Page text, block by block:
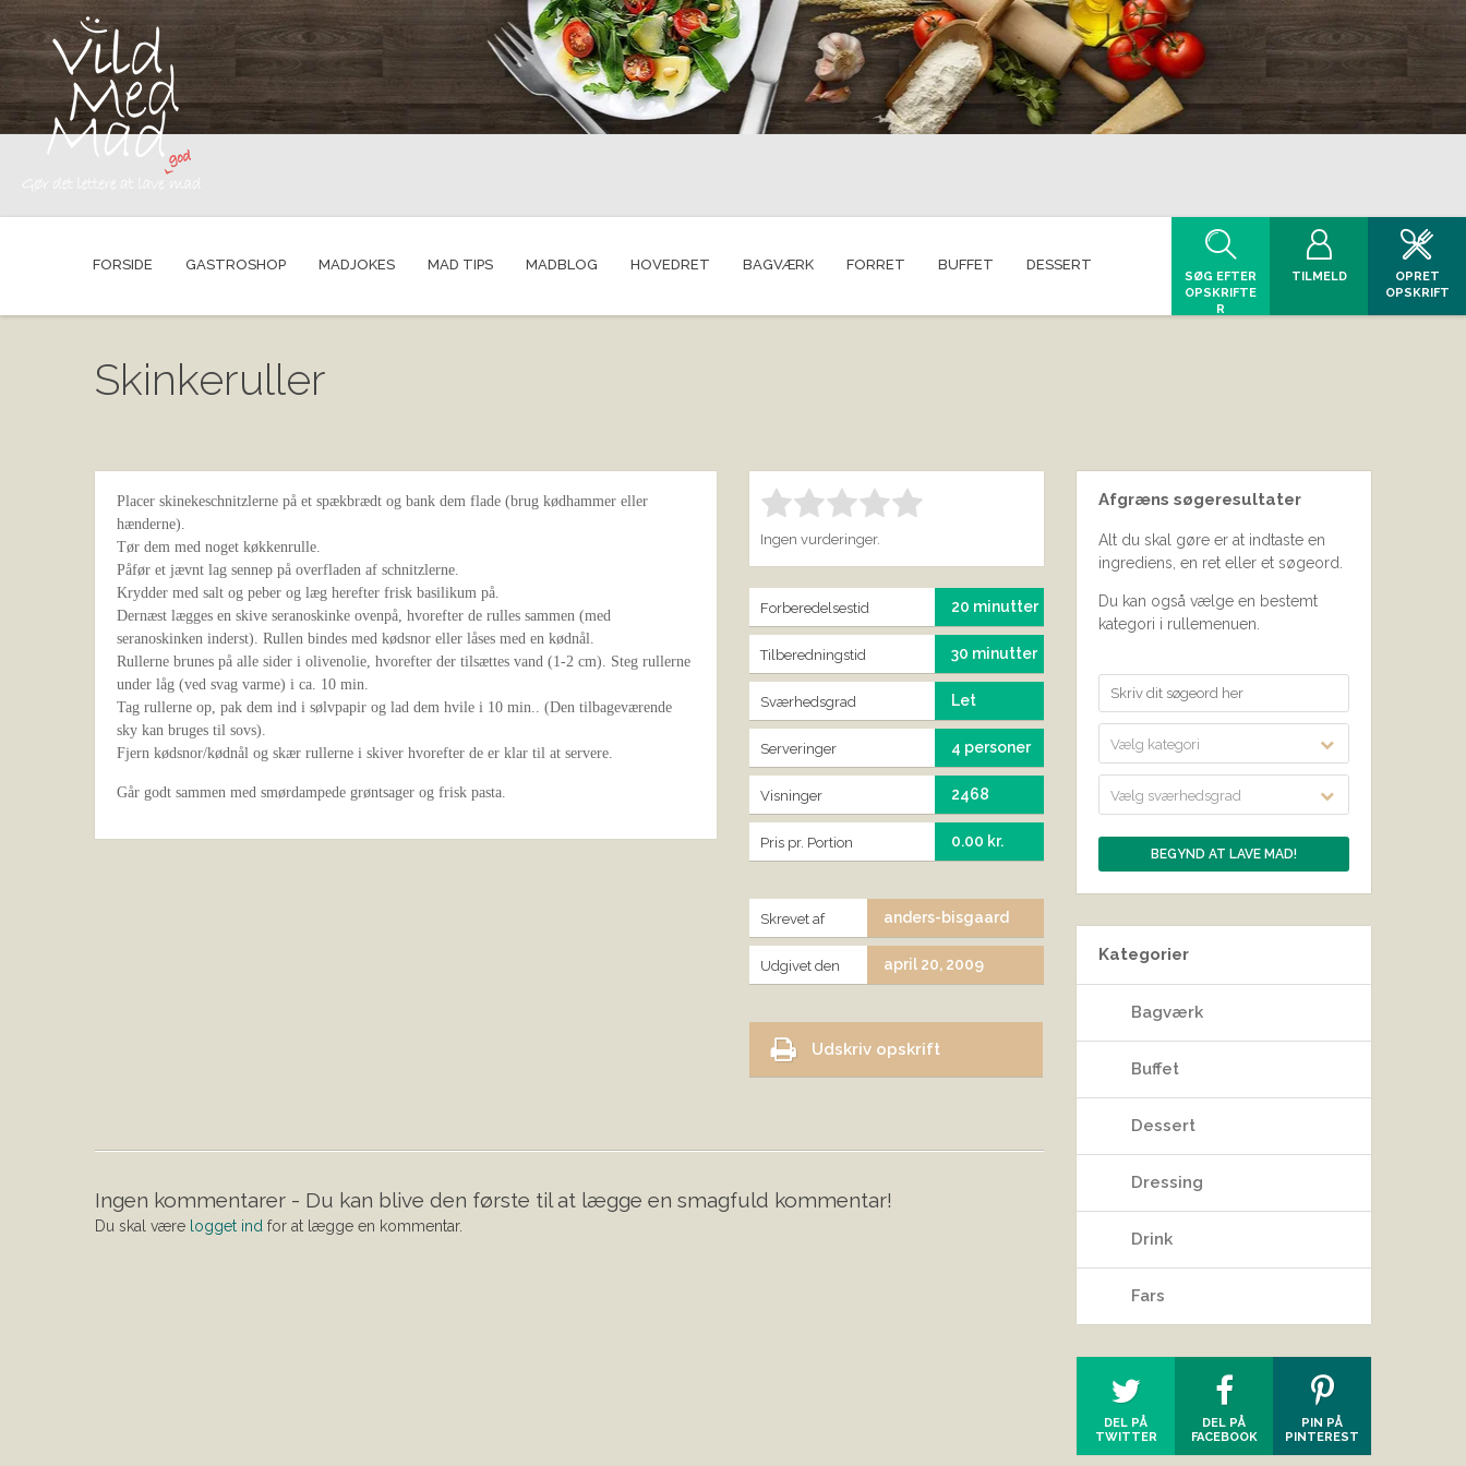
FORSIDE GASTROSHOP MADJOKES MAD TIPS MADBLOG HOVEDRET BAGVÆRK FORRET BUFFET DESSERT
SØG EFTER
OPSKRIFTE
R
TILMELD
OPRET
OPSKRIFT
Skinkeruller
Bedøm denne vare: 1.00 INDSEND BEDØMMELSE
Ingen vurderinger.
Forberedelsestid 20 minutter
Tilberedningstid 30 minutter
Sværhedsgrad Let
Serveringer 4 personer
Visninger 2468
Pris pr. Portion 0.00 kr.
Skrevet af anders-bisgaard
Udgivet den april 20, 2009
Udskriv opskrift
Placer skinekeschnitzlerne på et spækbrædt og bank dem flade (brug kødhammer eller
hænderne).
Tør dem med noget køkkenrulle.
Påfør et jævnt lag sennep på overfladen af schnitzlerne.
Krydder med salt og peber og læg herefter frisk basilikum på.
Dernæst lægges en skive seranoskinke ovenpå, hvorefter de rulles sammen (med
seranoskinken inderst). Rullen bindes med kødsnor eller låses med en kødnål.
Rullerne brunes på alle sider i olivenolie, hvorefter der tilsættes vand (1-2 cm). Steg rullerne
under låg (ved svag varme) i ca. 10 min.
Tag rullerne op, pak dem ind i sølvpapir og lad dem hvile i 10 min.. (Den tilbageværende
sky kan bruges til sovs).
Fjern kødsnor/kødnål og skær rullerne i skiver hvorefter de er klar til at servere.
Går godt sammen med smørdampede grøntsager og frisk pasta.
Ingen kommentarer - Du kan blive den første til at lægge en smagfuld kommentar!
Du skal være logget ind for at lægge en kommentar.
Afgræns søgeresultater
Alt du skal gøre er at indtaste en
ingrediens, en ret eller et søgeord.
Du kan også vælge en bestemt
kategori i rullemenuen.
Vælg kategori
Vælg sværhedsgrad
Kategorier
Bagværk
Buffet
Dessert
Dressing
Drink
Fars
DEL PÅ
TWITTER
DEL PÅ
FACEBOOK
PIN PÅ
PINTEREST